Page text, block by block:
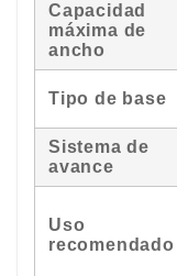
Capacidad
máxima de
ancho
Tipo de base
Sistema de
avance
Uso
recomendado